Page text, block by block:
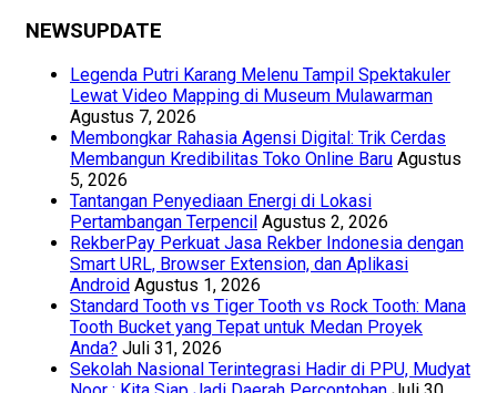
NEWSUPDATE
Legenda Putri Karang Melenu Tampil Spektakuler
Lewat Video Mapping di Museum Mulawarman
Agustus 7, 2026
Membongkar Rahasia Agensi Digital: Trik Cerdas
Membangun Kredibilitas Toko Online Baru Agustus
5, 2026
Tantangan Penyediaan Energi di Lokasi
Pertambangan Terpencil Agustus 2, 2026
RekberPay Perkuat Jasa Rekber Indonesia dengan
Smart URL, Browser Extension, dan Aplikasi
Android Agustus 1, 2026
Standard Tooth vs Tiger Tooth vs Rock Tooth: Mana
Tooth Bucket yang Tepat untuk Medan Proyek
Anda? Juli 31, 2026
Sekolah Nasional Terintegrasi Hadir di PPU, Mudyat